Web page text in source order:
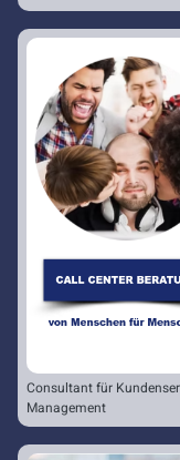
Consultant für
Management